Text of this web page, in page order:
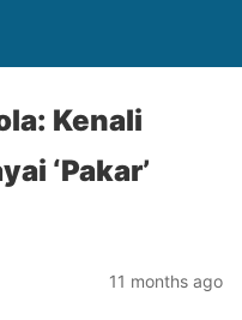
Kenali
‘Pakar’
11 months ago